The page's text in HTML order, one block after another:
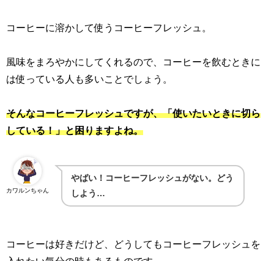
コーヒーに溶かして使うコーヒーフレッシュ。
風味をまろやかにしてくれるので、コーヒーを飲むときに
は使っている人も多いことでしょう。
そんなコーヒーフレッシュですが、「使いたいときに切ら
している！」と困りますよね。
カワルンちゃん
やばい！コーヒーフレッシュがない。どう
しよう…
コーヒーは好きだけど、どうしてもコーヒーフレッシュを